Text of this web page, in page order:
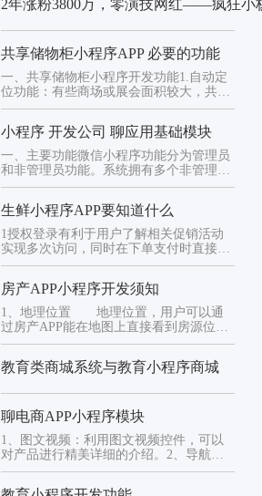
2年涨粉3800万，零演技网红——疯狂小
共享储物柜小程序APP 必要的功能
一、共享储物柜小程序开发功能1.自动定
位功能：有些商场或展会面积较大，共享
储物柜小程序可以通过定位功...
小程序 开发公司 聊应用基础模块
一、主要功能微信小程序功能分为管理员
和非管理员功能。系统拥有多个非管理员
用户，管理员用户仅有一个角色...
生鲜小程序APP要知道什么
1授权登录有利于用户了解相关促销活动
实现多次访问，同时在下单支付时直接引
用个人信息，不用多次输入收货...
房产APP小程序开发须知
1、地理位置 地理位置，用户可以通
过房产APP能在地图上直接看到房源位
置。也能看到房产周边的环境，...
教育类商城系统与教育小程序商城
聊电商APP小程序模块
1、图文视频：利用图文视频控件，可以
对产品进行精美详细的介绍。2、导航功
能：历史记录、标签等等。3、...